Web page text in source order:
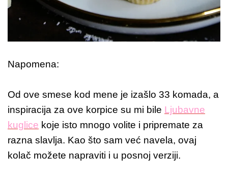
Napomena:
Od ove smese kod mene je izašlo 33 komada, a
inspiracija za ove korpice su mi bile Ljubavne
kuglice koje isto mnogo volite i pripremate za
razna slavlja. Kao što sam već navela, ovaj
kolač možete napraviti i u posnoj verziji.